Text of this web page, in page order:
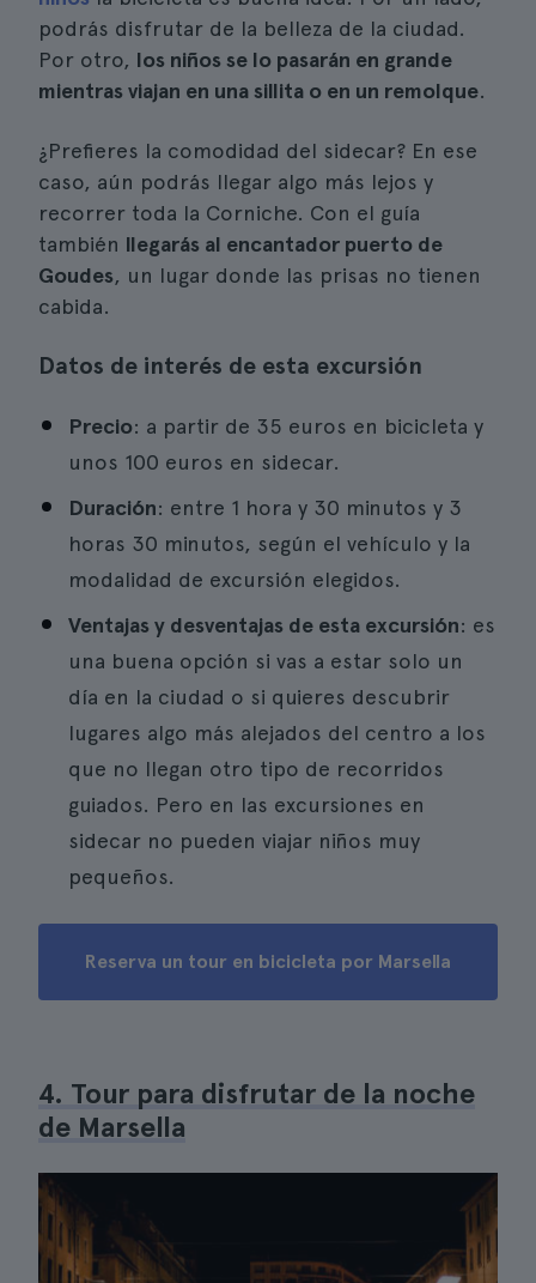
podrás disfrutar de la belleza de la ciudad.
Por otro, los niños se lo pasarán en grande
mientras viajan en una sillita o en un remolque.
¿Prefieres la comodidad del sidecar? En ese
caso, aún podrás llegar algo más lejos y
recorrer toda la Corniche. Con el guía
también llegarás al encantador puerto de
Goudes, un lugar donde las prisas no tienen
cabida.
Datos de interés de esta excursión
Precio: a partir de 35 euros en bicicleta y
unos 100 euros en sidecar.
Duración: entre 1 hora y 30 minutos y 3
horas 30 minutos, según el vehículo y la
modalidad de excursión elegidos.
Ventajas y desventajas de esta excursión: es
una buena opción si vas a estar solo un
día en la ciudad o si quieres descubrir
lugares algo más alejados del centro a los
que no llegan otro tipo de recorridos
guiados. Pero en las excursiones en
sidecar no pueden viajar niños muy
pequeños.
Reserva un tour en bicicleta por Marsella
4. Tour para disfrutar de la noche
de Marsella